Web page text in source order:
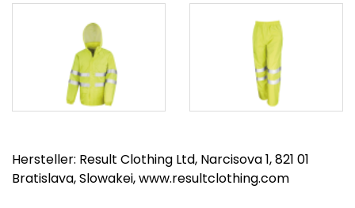
Hersteller: Result Clothing Ltd, Narcisova 1, 821 01
Bratislava, Slowakei, www.resultclothing.com